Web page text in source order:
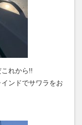
れから!!
ンドでサワラをお